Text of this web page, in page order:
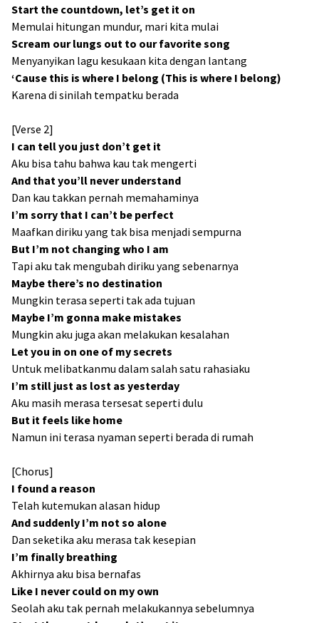
Start the countdown, let’s get it on
Memulai hitungan mundur, mari kita mulai
Scream our lungs out to our favorite song
Menyanyikan lagu kesukaan kita dengan lantang
‘Cause this is where I belong (This is where I belong)
Karena di sinilah tempatku berada
[Verse 2]
I can tell you just don’t get it
Aku bisa tahu bahwa kau tak mengerti
And that you’ll never understand
Dan kau takkan pernah memahaminya
I’m sorry that I can’t be perfect
Maafkan diriku yang tak bisa menjadi sempurna
But I’m not changing who I am
Tapi aku tak mengubah diriku yang sebenarnya
Maybe there’s no destination
Mungkin terasa seperti tak ada tujuan
Maybe I’m gonna make mistakes
Mungkin aku juga akan melakukan kesalahan
Let you in on one of my secrets
Untuk melibatkanmu dalam salah satu rahasiaku
I’m still just as lost as yesterday
Aku masih merasa tersesat seperti dulu
But it feels like home
Namun ini terasa nyaman seperti berada di rumah
[Chorus]
I found a reason
Telah kutemukan alasan hidup
And suddenly I’m not so alone
Dan seketika aku merasa tak kesepian
I’m finally breathing
Akhirnya aku bisa bernafas
Like I never could on my own
Seolah aku tak pernah melakukannya sebelumnya